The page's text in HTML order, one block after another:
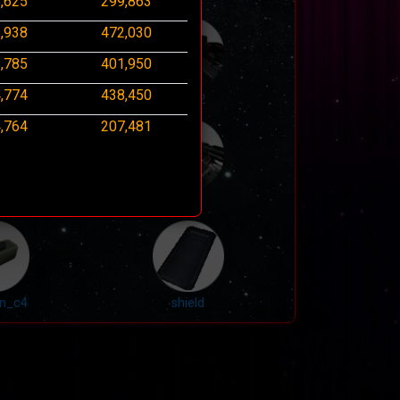
sg552
shield
472,030
401,950
438,450
207,481